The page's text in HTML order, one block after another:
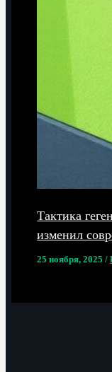
Тактика
изменил
25 ноября, 2025/